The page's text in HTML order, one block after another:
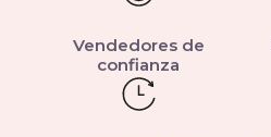
Vendedores de
confianza